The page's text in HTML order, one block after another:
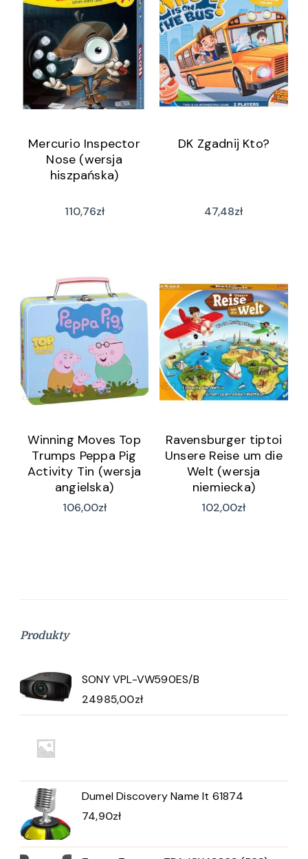
Mercurio Inspector
Nose (wersja
hiszpańska)
110,76zł
DK Zgadnij Kto?
47,48zł
Winning Moves Top
Trumps Peppa Pig
Activity Tin (wersja
angielska)
106,00zł
Ravensburger tiptoi
Unsere Reise um die
Welt (wersja
niemiecka)
102,00zł
Produkty
SONY VPL-VW590ES/B
24985,00zł
Dumel Discovery Name It 61874
74,90zł